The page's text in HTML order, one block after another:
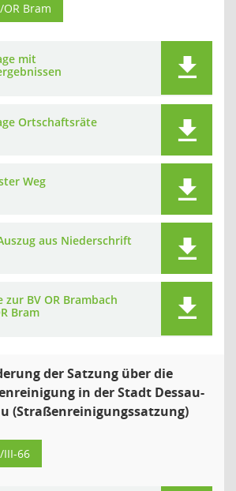
OR Bram
mit
Ortschaftsräte
Weg
aus Niederschrift
BV OR Brambach
Bram
der Satzung über die
in der Stadt Dessau-
(Straßenreinigungssatzung)
III-66